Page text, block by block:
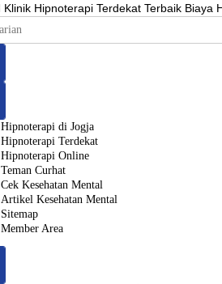
Hipnoterapi di Jogja
Hipnoterapi Terdekat
Hipnoterapi Online
Teman Curhat
Cek Kesehatan Mental
Artikel Kesehatan Mental
Sitemap
Member Area